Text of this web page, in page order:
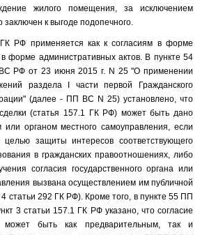
жилого помещения, за исключением
заключен к выгоде подопечного.
РФ применяется как к согласиям в форме
в форме административных актов. В пункте 54
РФ от 23 июня 2015 г. N 25 "О применении
раздела I части первой Гражданского
(далее - ПП ВС N 25) установлено, что
(статья 157.1 ГК РФ) может быть дано
или органом местного самоуправления, если
целью защиты интересов соответствующего
в гражданских правоотношениях, либо
согласия государственного органа или
вызвана осуществлением им публичной
статьи 292 ГК РФ). Кроме того, в пункте 55 ПП
3 статьи 157.1 ГК РФ указано, что согласие
быть как предварительным, так и